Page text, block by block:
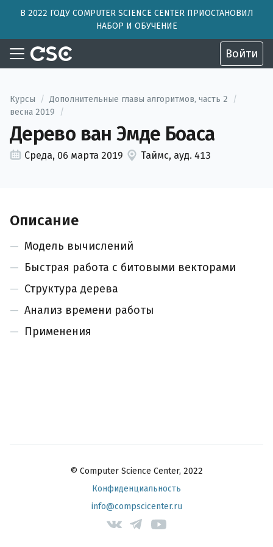
В 2022 ГОДУ COMPUTER SCIENCE CENTER ПРИОСТАНОВИЛ
НАБОР И ОБУЧЕНИЕ
Войти
Курсы / Дополнительные главы алгоритмов, часть 2
/
весна 2019
/
Дерево ван Эмде Боаса
Среда, 06 марта 2019 Таймс, ауд. 413
Описание
Модель вычислений
Быстрая работа с битовыми векторами
Структура дерева
Анализ времени работы
Применения
© Computer Science Center, 2022
Конфиденциальность
info@compscicenter.ru